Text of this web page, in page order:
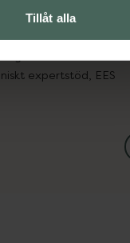
Tillåt alla
in gammal medicin
expertstöd, EES